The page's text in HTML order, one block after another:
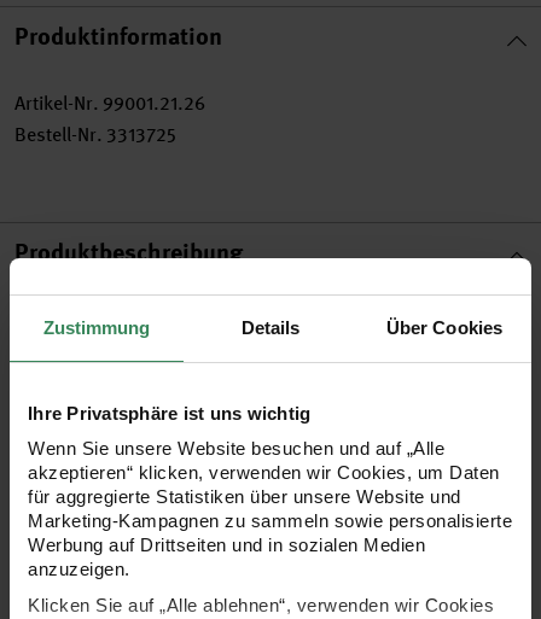
Zustimmung Details Über Cookies
Ihre Privatsphäre ist uns wichtig
Wenn Sie unsere Website besuchen und auf „Alle
akzeptieren“ klicken, verwenden wir Cookies, um Daten
für aggregierte Statistiken über unsere Website und
Marketing-Kampagnen zu sammeln sowie personalisierte
Werbung auf Drittseiten und in sozialen Medien
anzuzeigen.
Klicken Sie auf „Alle ablehnen“, verwenden wir Cookies
Produktinformation
Artikel-Nr. 99001.21.26
Bestell-Nr. 3313725
Produktbeschreibung
bunten Tapes überall hin. Gestaltet werden können Karten,
Scrapbooking-Arbeiten, Fotobücher, Notiz- und
Skizzenbücher, Briefe und Kalender.
Washi Tape, einfarbig
für alle glatten Oberflächen geeignet